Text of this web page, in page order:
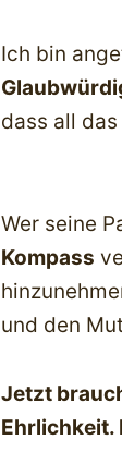
Ich bin
dass all
Wer seine
Kompass
und den
Jetzt
Ehrlichkeit.